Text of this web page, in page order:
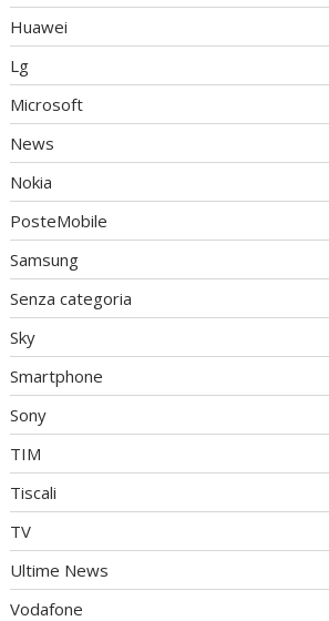
Huawei
Lg
Microsoft
News
Nokia
PosteMobile
Samsung
Senza categoria
Sky
Smartphone
Sony
TIM
Tiscali
TV
Ultime News
Vodafone